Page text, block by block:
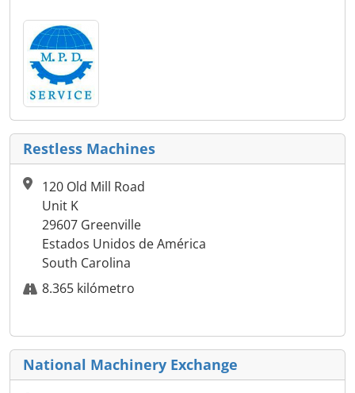
Restless Machines
120 Old Mill Road
Unit K
29607 Greenville
Estados Unidos de América
South Carolina
8.365 kilómetro
National Machinery Exchange